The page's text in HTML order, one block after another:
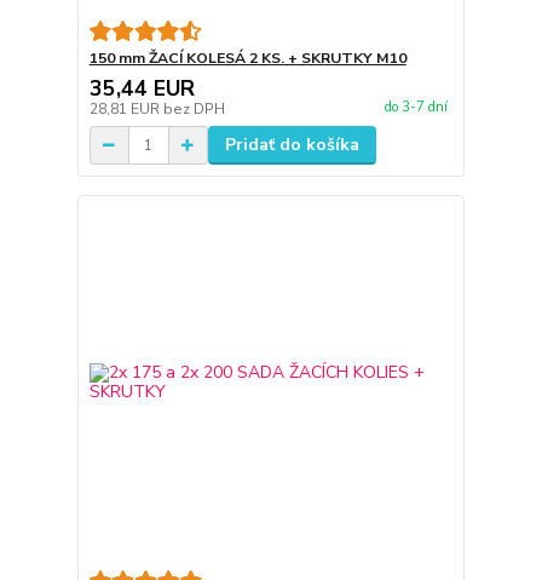
150 mm ŽACÍ KOLESÁ 2 KS. + SKRUTKY M10
35,44 EUR
28,81 EUR bez DPH do 3-7 dní
Pridať do košíka